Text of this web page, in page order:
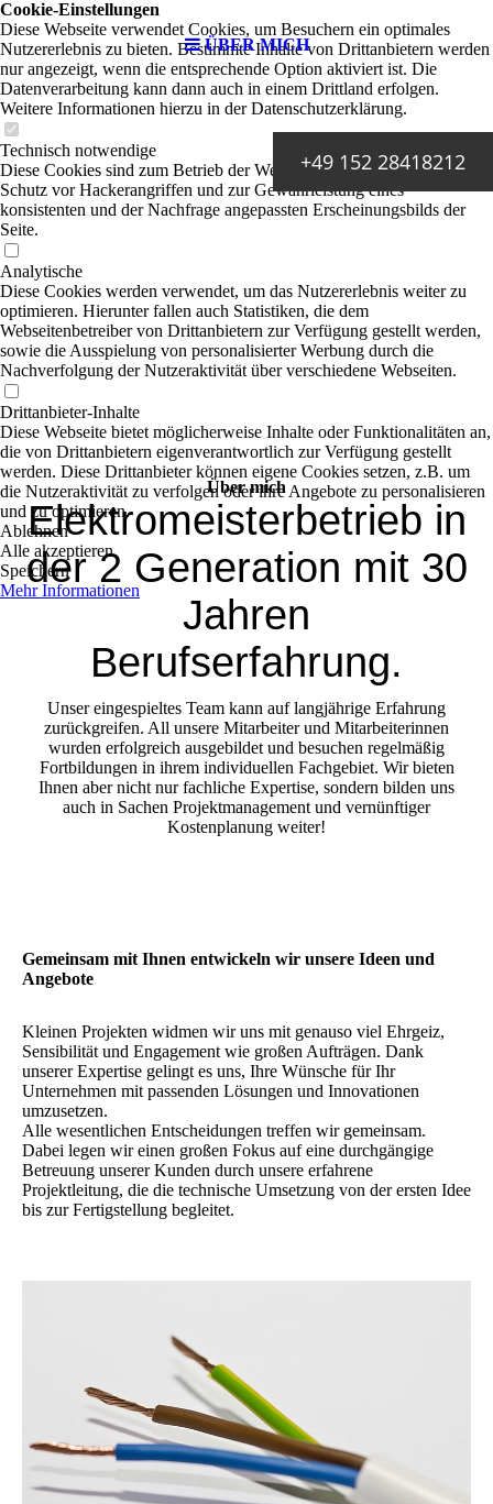
ÜBER MICH
Über mich
Elektromeisterbetrieb in
der 2 Generation mit 30
Jahren
Berufserfahrung.
Unser eingespieltes Team kann auf langjährige Erfahrung
zurückgreifen. All unsere Mitarbeiter und Mitarbeiterinnen
wurden erfolgreich ausgebildet und besuchen regelmäßig
Fortbildungen in ihrem individuellen Fachgebiet. Wir bieten
Ihnen aber nicht nur fachliche Expertise, sondern bilden uns
auch in Sachen Projektmanagement und vernünftiger
Kostenplanung weiter!
Gemeinsam mit Ihnen entwickeln wir unsere Ideen und
Angebote
Kleinen Projekten widmen wir uns mit genauso viel Ehrgeiz,
Sensibilität und Engagement wie großen Aufträgen. Dank
unserer Expertise gelingt es uns, Ihre Wünsche für Ihr
Unternehmen mit passenden Lösungen und Innovationen
umzusetzen.
Alle wesentlichen Entscheidungen treffen wir gemeinsam.
Dabei legen wir einen großen Fokus auf eine durchgängige
Betreuung unserer Kunden durch unsere erfahrene
Projektleitung, die die technische Umsetzung von der ersten Idee
bis zur Fertigstellung begleitet.
Cookie-Einstellungen
Diese Webseite verwendet Cookies, um Besuchern ein optimales
Nutzererlebnis zu bieten. Bestimmte Inhalte von Drittanbietern werden
nur angezeigt, wenn die entsprechende Option aktiviert ist. Die
Datenverarbeitung kann dann auch in einem Drittland erfolgen.
Weitere Informationen hierzu in der Datenschutzerklärung.
Technisch notwendige
Diese Cookies sind zum Betrieb der Webseite notwendig, z.B. zum
Schutz vor Hackerangriffen und zur Gewährleistung eines
konsistenten und der Nachfrage angepassten Erscheinungsbilds der
Seite.
Analytische
Diese Cookies werden verwendet, um das Nutzererlebnis weiter zu
optimieren. Hierunter fallen auch Statistiken, die dem
Webseitenbetreiber von Drittanbietern zur Verfügung gestellt werden,
sowie die Ausspielung von personalisierter Werbung durch die
Nachverfolgung der Nutzeraktivität über verschiedene Webseiten.
Drittanbieter-Inhalte
Diese Webseite bietet möglicherweise Inhalte oder Funktionalitäten an,
die von Drittanbietern eigenverantwortlich zur Verfügung gestellt
werden. Diese Drittanbieter können eigene Cookies setzen, z.B. um
die Nutzeraktivität zu verfolgen oder ihre Angebote zu personalisieren
und zu optimieren.
Ablehnen
Alle akzeptieren
Speichern
Mehr Informationen
+49 152 28418212